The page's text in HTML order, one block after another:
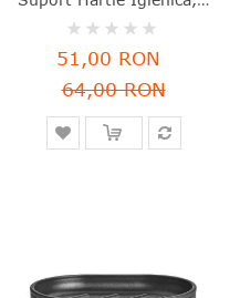
Rating:
0%
51,00 RON
64,00 RON